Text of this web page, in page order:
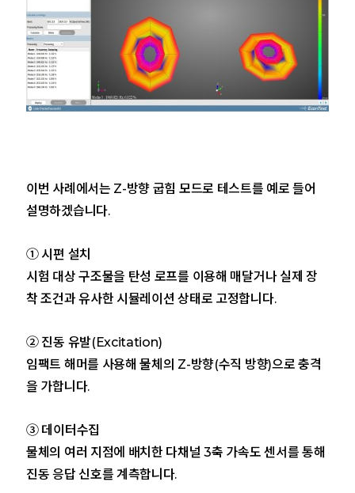
이번 사례에서는 Z-방향 굽힘 모드로 테스트를 예로 들어
설명하겠습니다.
① 시편 설치
시험 대상 구조물을 탄성 로프를 이용해 매달거나 실제 장
착 조건과 유사한 시뮬레이션 상태로 고정합니다.
② 진동 유발(Excitation)
임팩트 해머를 사용해 물체의 Z-방향(수직 방향)으로 충격
을 가합니다.
③ 데이터수집
물체의 여러 지점에 배치한 다채널 3축 가속도 센서를 통해
진동 응답 신호를 계측합니다.